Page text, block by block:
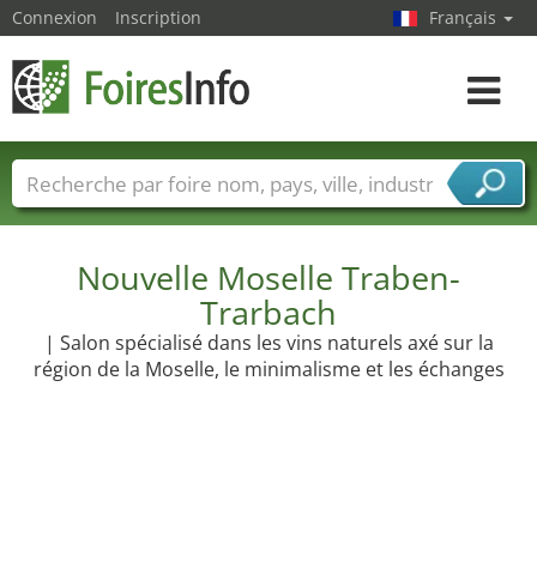
Nouvelle Moselle Traben-
Trarbach
| Salon spécialisé dans les vins naturels axé sur la
région de la Moselle, le minimalisme et les échanges
Connexion Inscription Français
Toggle
Foire noms Pays Villes
Secteurs de foire